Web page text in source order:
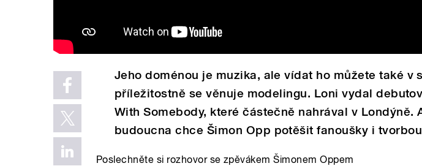
Jeho doménou je muzika, ale vídat ho můžete také v
příležitostně se věnuje modelingu. Loni vydal
With Somebody, které částečně nahrával v Londýně.
budoucna chce Šimon Opp potěšit fanoušky i
Poslechněte si rozhovor se zpěvákem Šimonem Oppem